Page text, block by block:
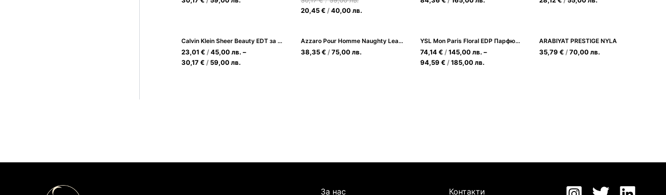
20,45€ /40,00лв.
Calvin Klein Sheer Beauty EDT за Жени
23,01 € /45,00лв. –
30,17€ / 59,00лв.
Azzaro Pour Homme Naughty Leather EDT 100ml за Мъже
38,35€ /75,00лв.
YSL Mon Paris Floral EDP Парфюмна вода за Жени
74,14€ /145,00лв. –
94,59 € /185,00лв.
ARABIYAT PRESTIGE NYLA
35,79€ /70,00лв.
За нас Контакти